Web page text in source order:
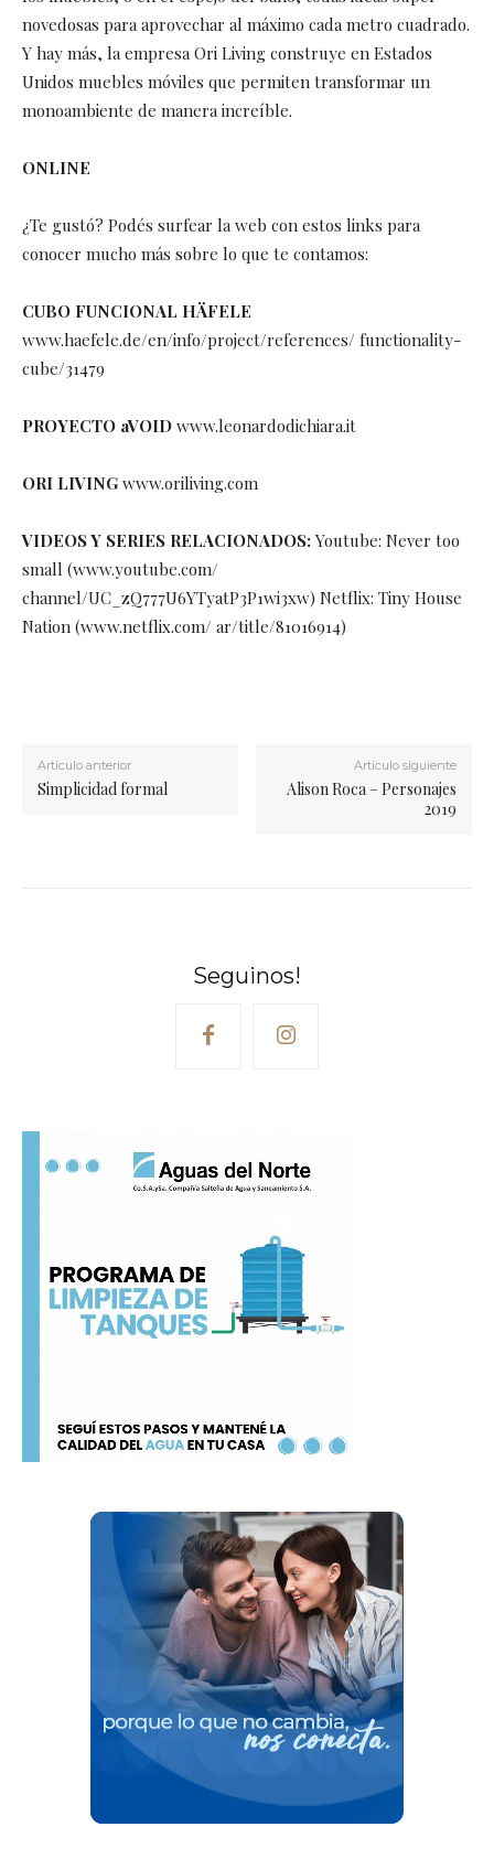
novedosas para aprovechar al máximo cada metro cuadrado.
Y hay más, la empresa Ori Living construye en Estados
Unidos muebles móviles que permiten transformar un
monoambiente de manera increíble.
ONLINE
¿Te gustó? Podés surfear la web con estos links para
conocer mucho más sobre lo que te contamos:
CUBO FUNCIONAL HÄFELE
www.haefele.de/en/info/project/references/ functionality-
cube/31479
PROYECTO aVOID www.leonardodichiara.it
ORI LIVING www.oriliving.com
VIDEOS Y SERIES RELACIONADOS: Youtube: Never too
small (www.youtube.com/
channel/UC_zQ777U6YTyatP3P1wi3xw) Netflix: Tiny House
Nation (www.netflix.com/ ar/title/81016914)
Artículo anterior
Simplicidad formal
Artículo siguiente
Alison Roca – Personajes
2019
Seguinos!